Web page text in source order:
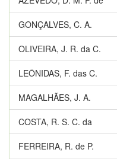
GONÇALVES, C. A.
OLIVEIRA, J. R. da C.
LEÔNIDAS, F. das C.
MAGALHÃES, J. A.
COSTA, R. S. C. da
FERREIRA, R. de P.